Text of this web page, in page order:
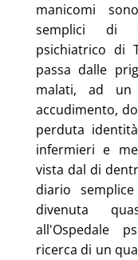
manicomi
semplici di
psichiatrico di
passa dalle
malati, ad
accudimento,
perduta
infermieri e
vista dal di
diario
divenuta
all'Ospedale
ricerca di un